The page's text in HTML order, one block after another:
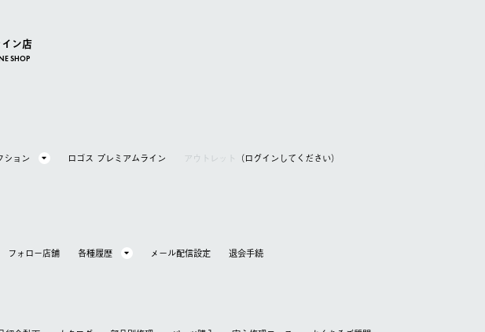
ン店
SHOP
ション ロゴス プレミアムライン アウトレット （ログインしてください）
フォロー店舗 各種履歴 メール配信設定 退会⼿続